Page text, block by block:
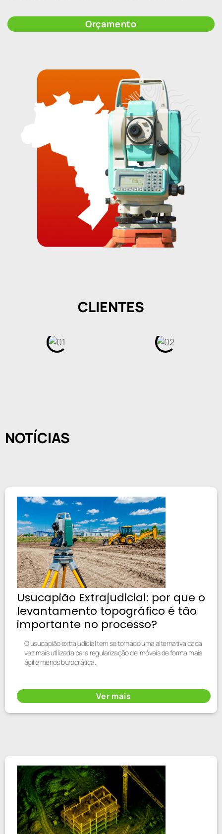
Orçamento
CLIENTES
NOTÍCIAS
Usucapião Extrajudicial: por que o
levantamento topográfico é tão
importante no processo?
O usucapião extrajudicial tem se tornado uma alternativa cada
vez mais utilizada para regularização de imóveis de forma mais
ágil e menos burocrática.
Ver mais